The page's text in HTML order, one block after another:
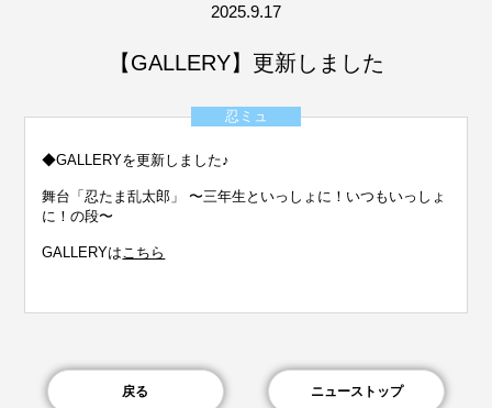
2025.9.17
【GALLERY】更新しました
忍ミュ
◆GALLERYを更新しました♪
舞台「忍たま乱太郎」 〜三年生といっしょに！いつもいっしょ
に！の段〜
GALLERYはこちら
戻る ニューストップ